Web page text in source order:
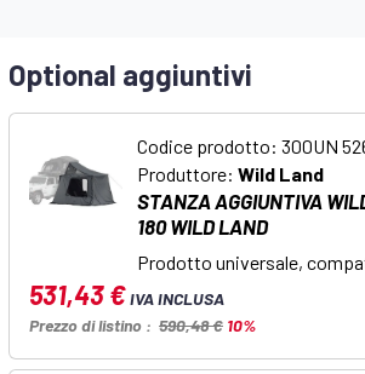
Optional aggiuntivi
Codice prodotto: 300UN
Produttore:Wild Land
STANZA AGGIUNTIVA
180 WILD LAND
Prodotto universale,
531,43 €IVA INCLUSA
Prezzo di listino : 590,48 € 10%